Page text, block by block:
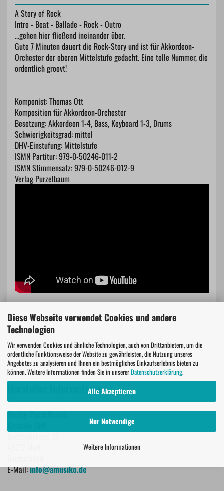
Diese Webseite verwendet Cookies und andere
Technologien
Wir verwenden Cookies und ähnliche Technologien, auch von Drittanbietern, um die
ordentliche Funktionsweise der Website zu gewährleisten, die Nutzung unseres
Angebotes zu analysieren und Ihnen ein bestmögliches Einkaufserlebnis bieten zu
können. Weitere Informationen finden Sie in unsererDatenschutzerklärung.
Alle Akzeptieren
Nur Notwendige
Weitere Informationen
A Story of Rock
Intro - Beat - Ballade - Rock - Outro
...gehen hier fließend ineinander über.
Gute 7 Minuten dauert die Rock-Story und ist für Akkordeon-
Orchester der oberen Mittelstufe gedacht. Eine tolle Nummer, die
ordentlich groovt!
Komponist: Thomas Ott
Komposition für Akkordeon-Orchester
Besetzung: Akkordeon 1-4, Bass, Keyboard 1-3, Drums
Schwierigkeitsgrad: mittel
DHV-Einstufung: Mittelstufe
ISMN Partitur: 979-0-50246-011-2
ISMN Stimmensatz: 979-0-50246-012-9
Verlag Purzelbaum
PROBESEITEN
Hersteller Informationen
Verlag Purzelbaum
E-Mail:info@amusiko.de